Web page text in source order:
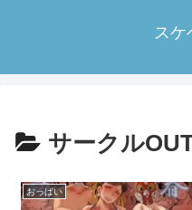
スケ
サークル
おっぱい